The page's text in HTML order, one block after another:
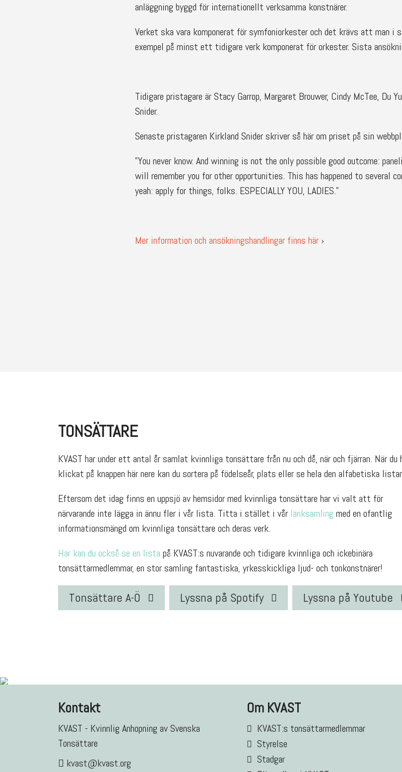
anläggning byggd för internationellt verksamma konstnärer.
Verket ska vara komponerat för symfoniorkester och det krävs att man i
exempel på minst ett tidigare verk komponerat för orkester. Sista
Tidigare pristagare är Stacy Garrop, Margaret Brouwer, Cindy McTee, Du
Snider.
Senaste pristagaren Kirkland Snider skriver så här om priset på sin
”You never know. And winning is not the only possible good outcome:
will remember you for other opportunities. This has happened to several
yeah: apply for things, folks. ESPECIALLY YOU, LADIES.”
Mer information och ansökningshandlingar finns här ›
TONSÄTTARE
KVAST har under ett antal år samlat kvinnliga tonsättare från nu och då, när och fjärran. När du
klickat på knappen här nere kan du sortera på födelseår, plats eller se hela den alfabetiska
Eftersom det idag finns en uppsjö av hemsidor med kvinnliga tonsättare har vi valt att för
närvarande inte lägga in ännu fler i vår lista. Titta i stället i vår länksamling med en ofantlig
informationsmängd om kvinnliga tonsättare och deras verk.
Här kan du också se en lista på KVAST:s nuvarande och tidigare kvinnliga och ickebinära
tonsättarmedlemmar, en stor samling fantastiska, yrkesskickliga ljud- och tonkonstnärer!
Tonsättare A-Ö Lyssna på Spotify Lyssna på Youtube
Kontakt
KVAST - Kvinnlig Anhopning av Svenska
Tonsättare
kvast@kvast.org
Om KVAST
KVAST:s tonsättarmedlemmar
Styrelse
Stadgar